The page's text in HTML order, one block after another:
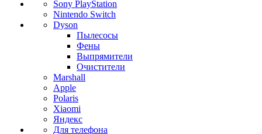
Sony PlayStation
Nintendo Switch
Dyson
Пылесосы
Фены
Выпрямители
Очистители
Marshall
Apple
Polaris
Xiaomi
Яндекс
Для телефона